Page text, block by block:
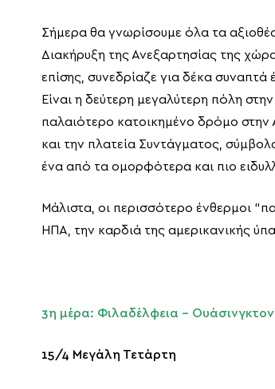
Σήμερα θα γνωρίσουμε όλα τα
Διακήρυξη της Ανεξαρτησίας της
επίσης, συνεδρίαζε για δέκα
Είναι η δεύτερη μεγαλύτερη πόλη
παλαιότερο κατοικημένο δρόμο στην
και την πλατεία Συντάγματος,
ένα από τα ομορφότερα και πιο
Μάλιστα, οι περισσότερο ένθερμοι
ΗΠΑ, την καρδιά της αμερικανικής
3η μέρα: Φιλαδέλφεια –
15/4 Μεγάλη Τετάρτη